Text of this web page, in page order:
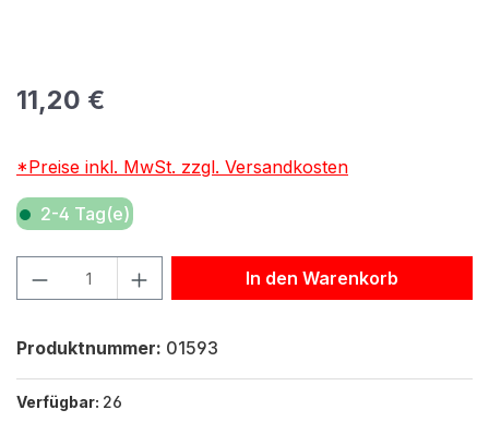
Regulärer Preis:
11,20 €
*Preise inkl. MwSt. zzgl. Versandkosten
2-4 Tag(e)
Produkt Anzahl: Gib den gewünschten Wert ein oder
In den Warenkorb
Produktnummer: 01593
Verfügbar: 26